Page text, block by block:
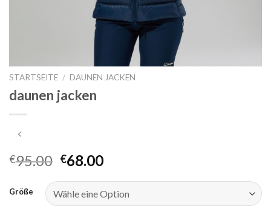
STARTSEITE / DAUNEN JACKEN
daunen jacken
€95.00 €68.00
Größe